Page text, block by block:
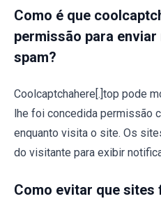
Como é que
permissão para
spam?
Coolcaptchahere[.]top pode
lhe foi concedida permissão
enquanto visita o site. Os
do visitante para exibir
Como evitar que sites